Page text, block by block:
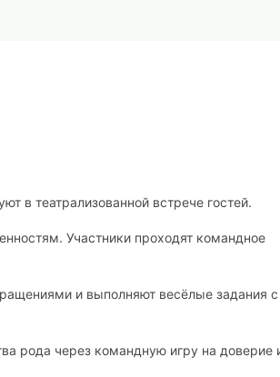
в театрализованной встрече гостей.
Участники проходят командное
и выполняют весёлые задания с
рода через командную игру на доверие